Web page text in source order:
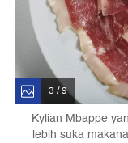
3 / 9
Kylian Mbappe
lebih suka